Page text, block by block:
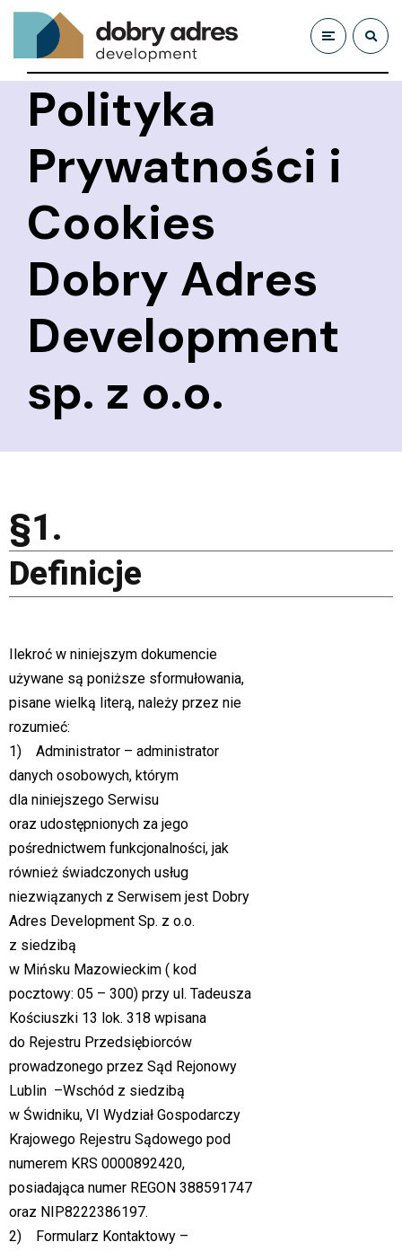
Polityka
Prywatności i
Cookies
Dobry Adres
Development
sp. z o.o.
§1.
Definicje
Ilekroć w niniejszym dokumencie
używane są poniższe sformułowania,
pisane wielką literą, należy przez nie
rozumieć:
1) Administrator – administrator
danych osobowych, którym
dla niniejszego Serwisu
oraz udostępnionych za jego
pośrednictwem funkcjonalności, jak
również świadczonych usług
niezwiązanych z Serwisem jest Dobry
Adres Development Sp. z o.o.
z siedzibą
w Mińsku Mazowieckim ( kod
pocztowy: 05 – 300) przy ul. Tadeusza
Kościuszki 13 lok. 318 wpisana
do Rejestru Przedsiębiorców
prowadzonego przez Sąd Rejonowy
Lublin –Wschód z siedzibą
w Świdniku, VI Wydział Gospodarczy
Krajowego Rejestru Sądowego pod
numerem KRS 0000892420,
posiadająca numer REGON 388591747
oraz NIP8222386197.
2) Formularz Kontaktowy –